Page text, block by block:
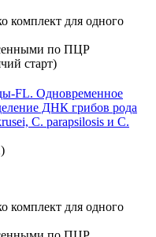
FL. Одновременное
ДНК грибов рода
C. parapsilosis и C.